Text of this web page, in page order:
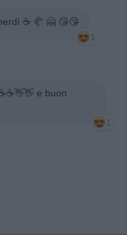
☕️ 🥐 🤗 😘😘
1
e buon
1